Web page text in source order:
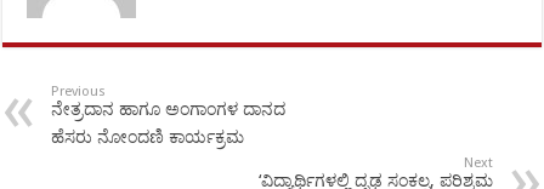
Previous
ನೇತ್ರದಾನ ಹಾಗೂ ಅಂಗಾಂಗಳ ದಾನದ
ಹೆಸರು ನೋಂದಣಿ ಕಾರ್ಯಕ್ರಮ
Next
‘ವಿದ್ಯಾರ್ಥಿಗಳಲ್ಲಿ ದೃಢ ಸಂಕಲ್ಪ, ಪರಿಶ್ರಮ